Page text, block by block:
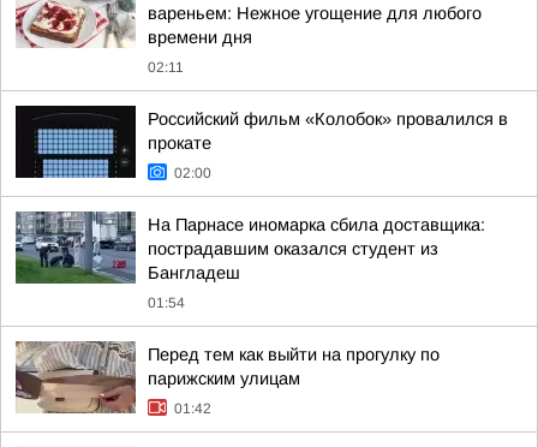
вареньем: Нежное угощение для любого
времени дня
02:11
Российский фильм «Колобок» провалился в
прокате
02:00
На Парнасе иномарка сбила доставщика:
пострадавшим оказался студент из
Бангладеш
01:54
Перед тем как выйти на прогулку по
парижским улицам
01:42